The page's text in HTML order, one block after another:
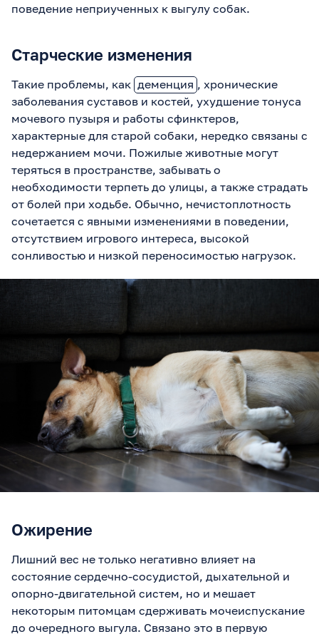
поведение неприученных к выгулу собак.
Старческие изменения
Такие проблемы, как деменция , хронические
заболевания суставов и костей, ухудшение тонуса
мочевого пузыря и работы сфинктеров,
характерные для старой собаки, нередко связаны с
недержанием мочи. Пожилые животные могут
теряться в пространстве, забывать о
необходимости терпеть до улицы, а также страдать
от болей при ходьбе. Обычно, нечистоплотность
сочетается с явными изменениями в поведении,
отсутствием игрового интереса, высокой
сонливостью и низкой переносимостью нагрузок.
Ожирение
Лишний вес не только негативно влияет на
состояние сердечно-сосудистой, дыхательной и
опорно-двигательной систем, но и мешает
некоторым питомцам сдерживать мочеиспускание
до очередного выгула. Связано это в первую